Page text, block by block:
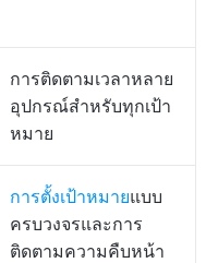
การติดตามเวลาหลาย
อุปกรณ์สำหรับทุกเป้า
หมาย
การตั้งเป้าหมายแบบ
ครบวงจรและการ
ติดตามความคืบหน้า